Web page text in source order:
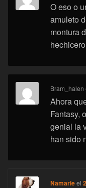
O eso o
amuleto
montura
Bram_halen
Ahora
Fantasy,
genial la
han sido
Namarieel